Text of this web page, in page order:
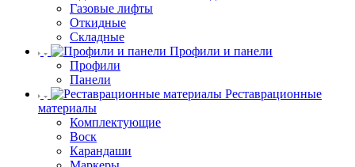
Газовые лифты
Откидные
Складные
Профили и панели
Профили
Панели
Реставрационные
материалы
Комплектующие
Воск
Карандаши